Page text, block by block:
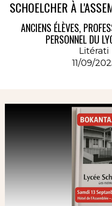
SCHOELCHER À
ANCIENS ÉLÈVES,
PERSONNEL DU
Litérati
11/09/